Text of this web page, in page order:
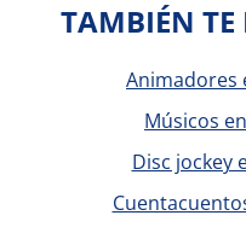
TAMBIÉN TE
Animadores
Músicos
Disc jockey